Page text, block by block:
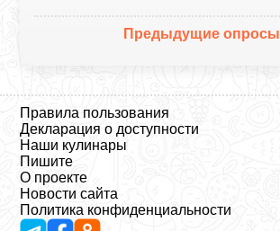
Предыдущие опросы
Правила пользования
Декларация о доступности
Наши кулинары
Пишите
О проекте
Новости сайта
Политика конфиденциальности